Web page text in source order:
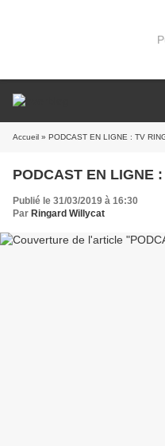
Accueil » PODCAST EN LIGNE : TV
PODCAST EN LIGNE
Publié le 31/03/2019 à 16:30
Par Ringard Willycat